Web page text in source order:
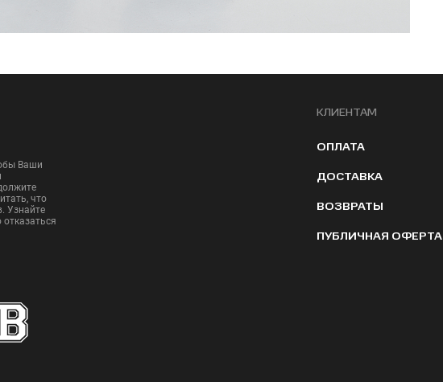
Ваши
что
Узнайте
КЛИЕНТАМ
ОПЛАТА
ДОСТАВКА
ВОЗВРАТЫ
ПУБЛИЧНАЯ ОФЕРТА